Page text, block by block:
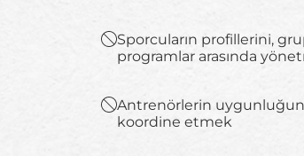
Sporcuların profillerini,
programlar arasında
Antrenörlerin
koordine etmek